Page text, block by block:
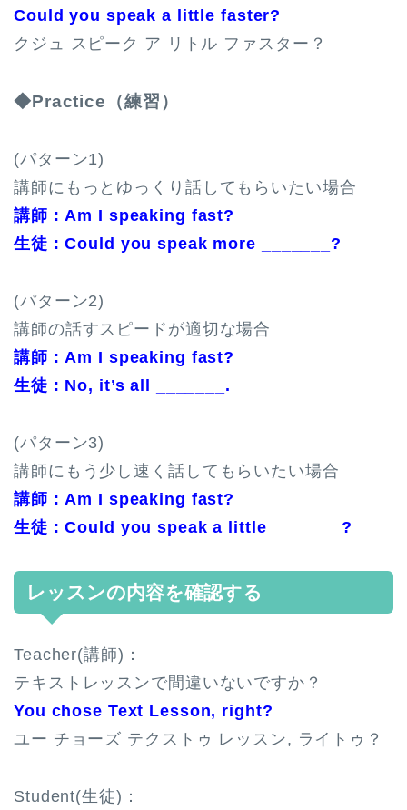
Could you speak a little faster?
クジュ スピーク ア リトル ファスター？
◆Practice（練習）
(パターン1)
講師にもっとゆっくり話してもらいたい場合
講師 : Am I speaking fast?
生徒 : Could you speak more _______?
(パターン2)
講師の話すスピードが適切な場合
講師 : Am I speaking fast?
生徒 : No, it’s all _______.
(パターン3)
講師にもう少し速く話してもらいたい場合
講師 : Am I speaking fast?
生徒 : Could you speak a little _______?
レッスンの内容を確認する
Teacher(講師)：
テキストレッスンで間違いないですか？
You chose Text Lesson, right?
ユー チョーズ テクストゥ レッスン, ライトゥ？
Student(生徒)：